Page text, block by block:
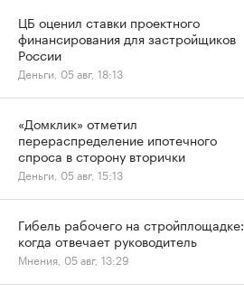
ЦБ оценил ставки проектного
финансирования для застройщиков
России
Деньги, 05 авг, 18:13
«Домклик» отметил
перераспределение ипотечного
спроса в сторону вторички
Деньги, 05 авг, 15:13
Гибель рабочего на стройплощадке:
когда отвечает руководитель
Мнения, 05 авг, 13:29